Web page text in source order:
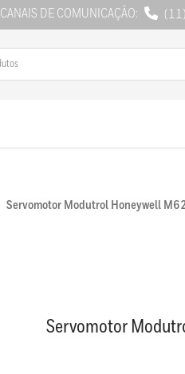
CANAIS DE COMUNICAÇÃO:
Servomotor Modutrol Honeywell
Servomotor